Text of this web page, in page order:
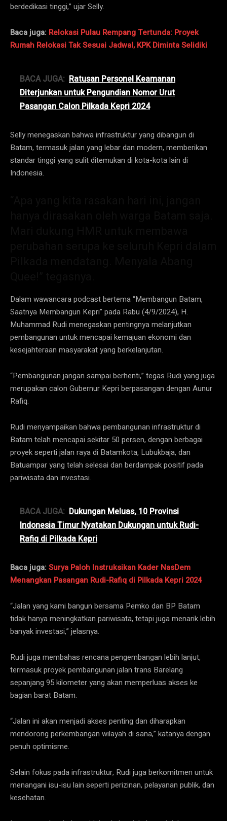
berdedikasi tinggi,” ujar Selly.
Baca juga: Relokasi Pulau Rempang Tertunda: Proyek
Rumah Relokasi Tak Sesuai Jadwal, KPK Diminta Selidiki
BACA JUGA: Ratusan Personel Keamanan
Diterjunkan untuk Pengundian Nomor Urut
Pasangan Calon Pilkada Kepri 2024
Selly menegaskan bahwa infrastruktur yang dibangun di
Batam, termasuk jalan yang lebar dan modern, memberikan
standar tinggi yang sulit ditemukan di kota-kota lain di
Indonesia.
Dalam wawancara podcast bertema “Membangun Batam,
Saatnya Membangun Kepri” pada Rabu (4/9/2024), H.
Muhammad Rudi menegaskan pentingnya melanjutkan
pembangunan untuk mencapai kemajuan ekonomi dan
kesejahteraan masyarakat yang berkelanjutan.
“Pembangunan jangan sampai berhenti,” tegas Rudi yang juga
merupakan calon Gubernur Kepri berpasangan dengan Aunur
Rafiq.
Rudi menyampaikan bahwa pembangunan infrastruktur di
Batam telah mencapai sekitar 50 persen, dengan berbagai
proyek seperti jalan raya di Batamkota, Lubukbaja, dan
Batuampar yang telah selesai dan berdampak positif pada
pariwisata dan investasi.
BACA JUGA: Dukungan Meluas, 10 Provinsi
Indonesia Timur Nyatakan Dukungan untuk Rudi-
Rafiq di Pilkada Kepri
Baca juga:Surya Paloh Instruksikan Kader NasDem
Menangkan Pasangan Rudi-Rafiq di Pilkada Kepri 2024
“Jalan yang kami bangun bersama Pemko dan BP Batam
tidak hanya meningkatkan pariwisata, tetapi juga menarik lebih
banyak investasi,” jelasnya.
Rudi juga membahas rencana pengembangan lebih lanjut,
termasuk proyek pembangunan jalan trans Barelang
sepanjang 95 kilometer yang akan memperluas akses ke
bagian barat Batam.
“Jalan ini akan menjadi akses penting dan diharapkan
mendorong perkembangan wilayah di sana,” katanya dengan
penuh optimisme.
Selain fokus pada infrastruktur, Rudi juga berkomitmen untuk
menangani isu-isu lain seperti perizinan, pelayanan publik, dan
kesehatan.